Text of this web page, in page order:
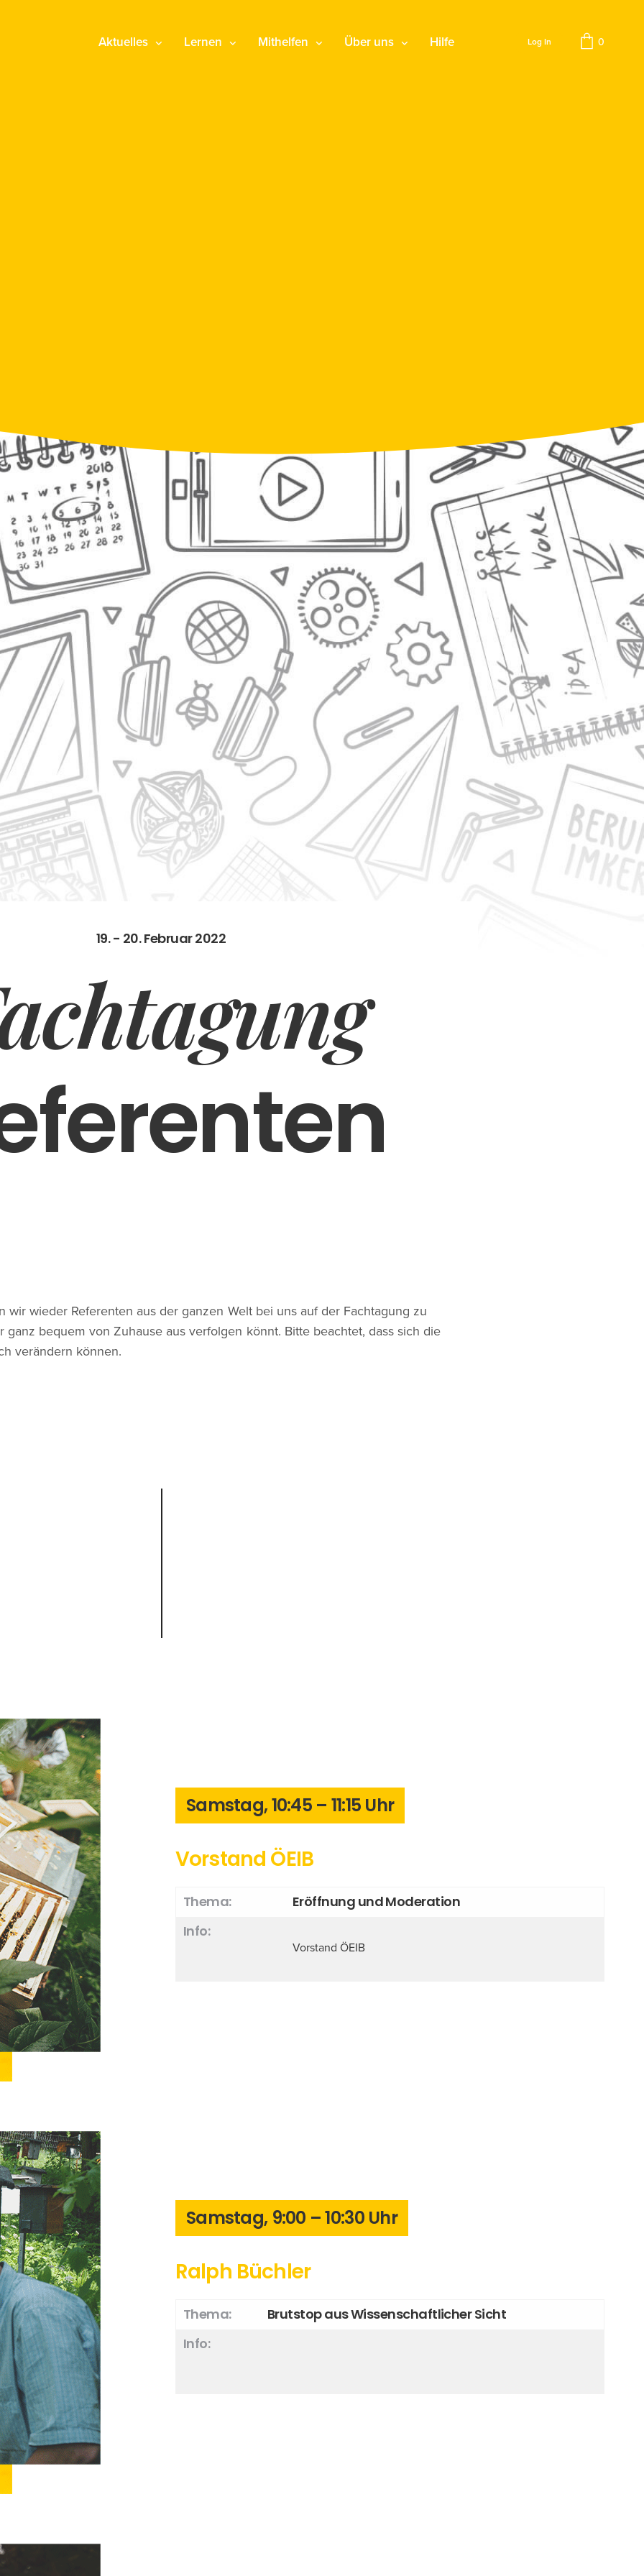
Aktuelles Lernen Mithelfen Über uns Hilfe Log In 0
19. - 20. Februar 2022
wir wieder Referenten aus der ganzen Welt bei uns auf der Fachtagung zu
ganz bequem von Zuhause aus verfolgen könnt. Bitte beachtet, dass sich die
verändern können.
Samstag, 10:45 – 11:15 Uhr
Vorstand ÖEIB
Thema:
Eröffnung und Moderation
Info:
Vorstand ÖEIB
Samstag, 9:00 – 10:30 Uhr
Ralph Büchler
Thema:
Brutstop aus Wissenschaftlicher Sicht
Info: